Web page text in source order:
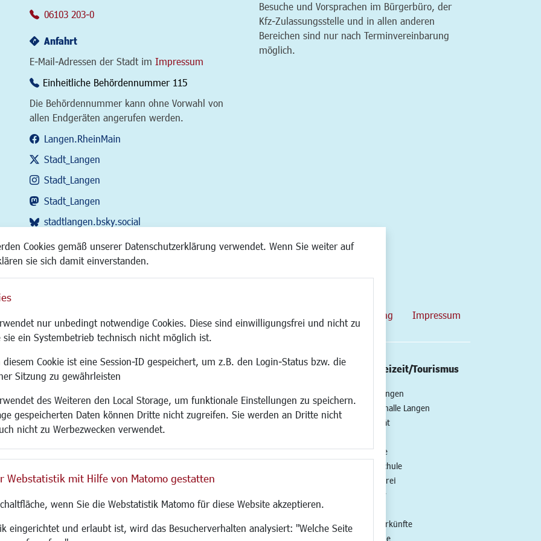
Cookies gemäß unserer Datenschutzerklärung verwendet. Wenn Sie weiter auf
sie sich damit einverstanden.
nur unbedingt notwendige Cookies. Diese sind einwilligungsfrei und nicht zu
ein Systembetrieb technisch nicht möglich ist.
diesem Cookie ist eine Session-ID gespeichert, um z.B. den Login-Status bzw. die
Sitzung zu gewährleisten
des Weiteren den Local Storage, um funktionale Einstellungen zu speichern.
gespeicherten Daten können Dritte nicht zugreifen. Sie werden an Dritte nicht
nicht zu Werbezwecken verwendet.
Webstatistik mit Hilfe von Matomo gestatten
wenn Sie die Webstatistik Matomo für diese Website akzeptieren.
eingerichtet und erlaubt ist, wird das Besucherverhalten analysiert: "Welche Seite
06103 203-0
Anfahrt
E-Mail-Adressen der Stadt im Impressum
Einheitliche Behördennummer 115
Die Behördennummer kann ohne Vorwahl von
allen Endgeräten angerufen werden.
Langen.RheinMain
Stadt_Langen
Stadt_Langen
Stadt_Langen
stadtlangen.bsky.social
RSS-Feed
Besuche und Vorsprachen im Bürgerbüro, der
Kfz-Zulassungsstelle und in allen anderen
Bereichen sind nur nach Terminvereinbarung
möglich.
Datenschutzerklärung Impressum
Immobilien
Familie/Soziales
Senioren/Haltestelle
Schule
Demokratie leben
Ukrainehilfe
Bauen/Umwelt/Mobilität
Aktuelle Baustellen
CINDY S
Kultur/Freizeit/Tourismus
Veranstaltungen
Neue Stadthalle Langen
Stadtporträt
Musikschule
Volkshochschule
Stadtbücherei
Stadtarchiv
Hotels/Unterkünfte
Gastronomie